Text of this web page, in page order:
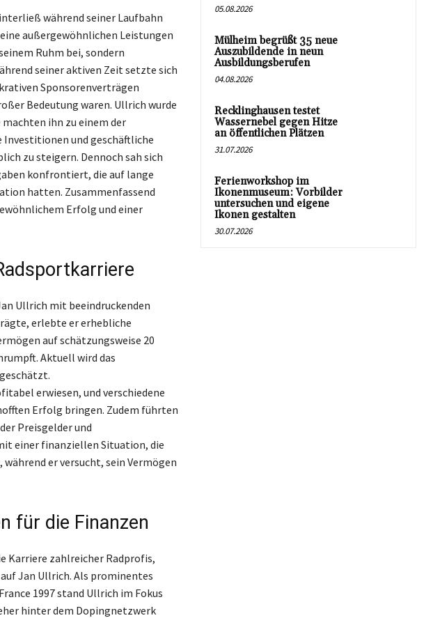
während seiner Laufbahn
außergewöhnlichen Leistungen
Ruhm bei, sondern
seiner aktiven Zeit setzte sich
Sponsorenverträgen
Bedeutung waren. Ullrich wurde
ihn zu einem der
und geschäftliche
zu steigern. Dennoch sah sich
konfrontiert, die auf lange
hatten. Zusammenfassend
Erfolg und einer
Ullrich mit beeindruckenden
erlebte er erhebliche
auf schätzungsweise 20
Aktuell wird das
erwiesen, und verschiedene
Erfolg bringen. Zudem führten
Preisgelder und
einer finanziellen Situation, die
er versucht, sein Vermögen
für die Finanzen
Karriere zahlreicher Radprofis,
Jan Ullrich. Als prominentes
1997 stand Ullrich im Fokus
hinter dem Dopingnetzwerk
05.08.2026
Mülheim begrüßt 35 neue
Auszubildende in neun
Ausbildungsberufen
04.08.2026
Recklinghausen testet
Wassernebel gegen Hitze
an öffentlichen Plätzen
31.07.2026
Ferienworkshop im
Ikonenmuseum: Vorbilder
untersuchen und eigene
Ikonen gestalten
30.07.2026